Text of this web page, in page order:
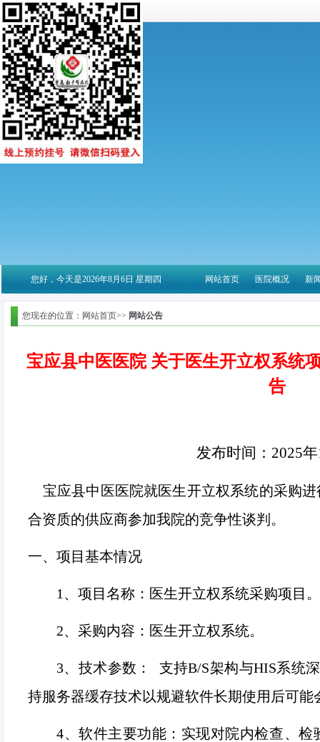
您好，今天是2026年8月6日 星期四 新
医院概况
网站首页
您现在的位置：网站首页>> 网站公告
宝应县中医医院 关于医生开立权系统
告
发布时间： 2025年
宝应县中医医院就医生开立权系统的采购
合资质的供应商参加我院的竞争性谈判。
一、项目基本情况
1、 项目名称：医生开立权系统采购项目。
2、 采购内容：医生开立权系统。
3、 技术参数： 支持B/S架构与HIS系统
持服务器缓存技术以规避软件长期使用后可能
4、软件主要功能：实现对院内检查、